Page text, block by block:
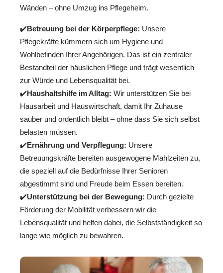
Wänden – ohne Umzug ins Pflegeheim.
✔️Betreuung bei der Körperpflege: Unsere
Pflegekräfte kümmern sich um Hygiene und
Wohlbefinden Ihrer Angehörigen. Das ist ein zentraler
Bestandteil der häuslichen Pflege und trägt wesentlich
zur Würde und Lebensqualität bei.
✔️Haushaltshilfe im Alltag: Wir unterstützen Sie bei
Hausarbeit und Hauswirtschaft, damit Ihr Zuhause
sauber und ordentlich bleibt – ohne dass Sie sich selbst
belasten müssen.
✔️Ernährung und Verpflegung: Unsere
Betreuungskräfte bereiten ausgewogene Mahlzeiten zu,
die speziell auf die Bedürfnisse Ihrer Senioren
abgestimmt sind und Freude beim Essen bereiten.
✔️Unterstützung bei der Bewegung: Durch gezielte
Förderung der Mobilität verbessern wir die
Lebensqualität und helfen dabei, die Selbstständigkeit so
lange wie möglich zu bewahren.